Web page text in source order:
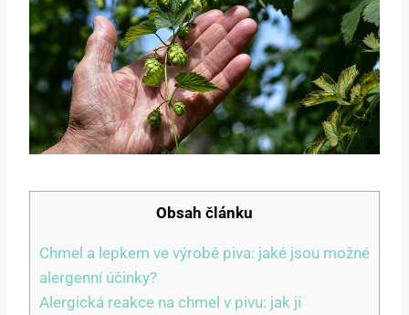
Obsah článku
Chmel a lepkem ve výrobě piva: jaké jsou možné
alergenní účinky?
Alergická reakce na chmel v pivu: jak ji